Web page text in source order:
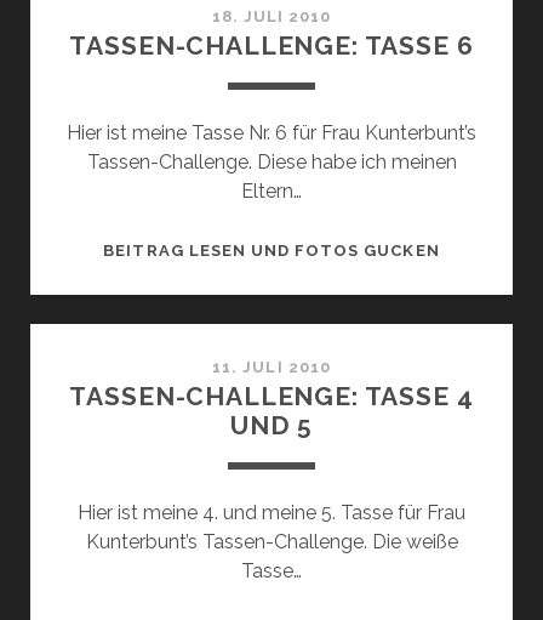
18. JULI 2010
TASSEN-CHALLENGE: TASSE 6
Hier ist meine Tasse Nr. 6 für Frau Kunterbunt’s
Tassen-Challenge. Diese habe ich meinen
Eltern…
BEITRAG LESEN UND FOTOS GUCKEN
11. JULI 2010
TASSEN-CHALLENGE: TASSE 4
UND 5
Hier ist meine 4. und meine 5. Tasse für Frau
Kunterbunt’s Tassen-Challenge. Die weiße
Tasse…